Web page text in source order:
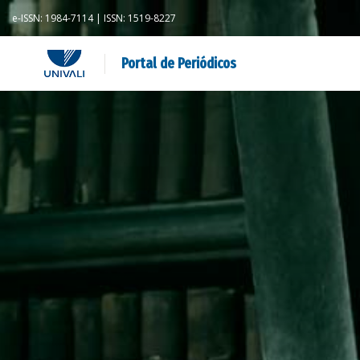
e-ISSN: 1984-7114 | ISSN: 1519-8227
Portal de Periódicos